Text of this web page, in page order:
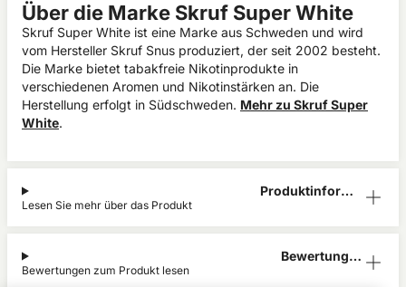
Über die Marke Skruf Super White
Skruf Super White ist eine Marke aus Schweden und wird
vom Hersteller Skruf Snus produziert, der seit 2002 besteht.
Die Marke bietet tabakfreie Nikotinprodukte in
verschiedenen Aromen und Nikotinstärken an. Die
Herstellung erfolgt in Südschweden. Mehr zu Skruf Super
White.
Produktinform
Lesen Sie mehr über das Produkt
Bewertunge
Bewertungen zum Produkt lesen